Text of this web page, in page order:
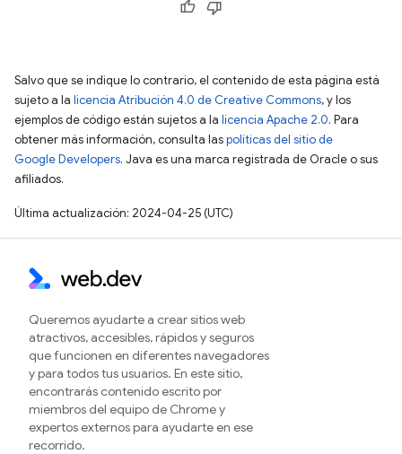
Salvo que se indique lo contrario, el contenido de esta página está
sujeto a la licencia Atribución 4.0 de Creative Commons, y los
ejemplos de código están sujetos a la licencia Apache 2.0. Para
obtener más información, consulta laspolíticas del sitio de
Google Developers. Java es una marca registrada de Oracle o sus
afiliados.
Última actualización: 2024-04-25 (UTC)
Queremos ayudarte a crear sitios web
atractivos, accesibles, rápidos y seguros
que funcionen en diferentes navegadores
y para todos tus usuarios. En este sitio,
encontrarás contenido escrito por
miembros del equipo de Chrome y
expertos externos para ayudarte en ese
recorrido.